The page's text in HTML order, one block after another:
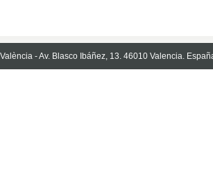
- Av. Blasco Ibáñez, 13. 46010 Valencia.